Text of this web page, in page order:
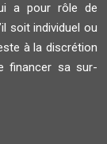
a pour rôle de
soit individuel ou
à la discrétion
financer sa sur-